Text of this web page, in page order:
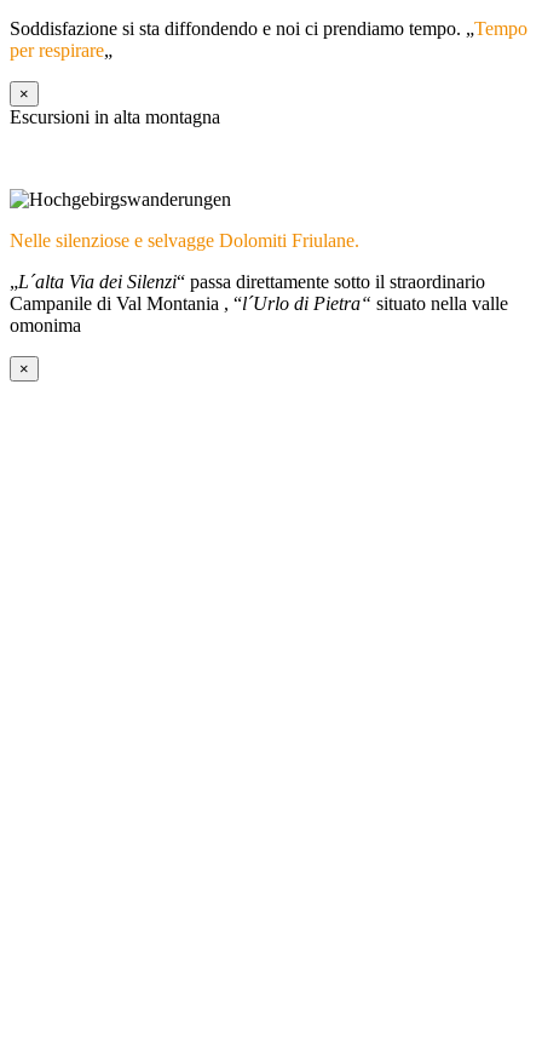
Soddisfazione si sta diffondendo e noi ci prendiamo tempo. „Tempo
per respirare„
×
Escursioni in alta montagna
Nelle silenziose e selvagge Dolomiti Friulane.
„L´alta Via dei Silenzi“ passa direttamente sotto il straordinario
Campanile di Val Montania , “l´Urlo di Pietra“ situato nella valle
omonima
×